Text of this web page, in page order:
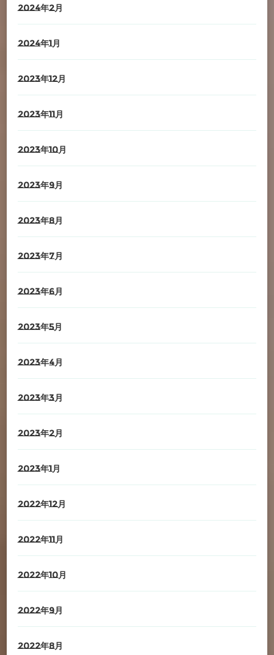
2024年2月
2024年1月
2023年12月
2023年11月
2023年10月
2023年9月
2023年8月
2023年7月
2023年6月
2023年5月
2023年4月
2023年3月
2023年2月
2023年1月
2022年12月
2022年11月
2022年10月
2022年9月
2022年8月